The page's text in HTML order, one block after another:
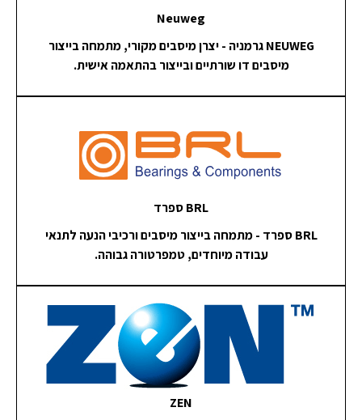
Neuweg
NEUWEG גרמניה - יצרן מיסבים מקורי, מתמחה בייצור
מיסבים דו שורתיים ובייצור בהתאמה אישית.
BRL ספרד
BRL ספרד - מתמחה בייצור מיסבים ורכיבי הנעה לתנאי
עבודה מיוחדים, טמפרטורה גבוהה.
ZEN